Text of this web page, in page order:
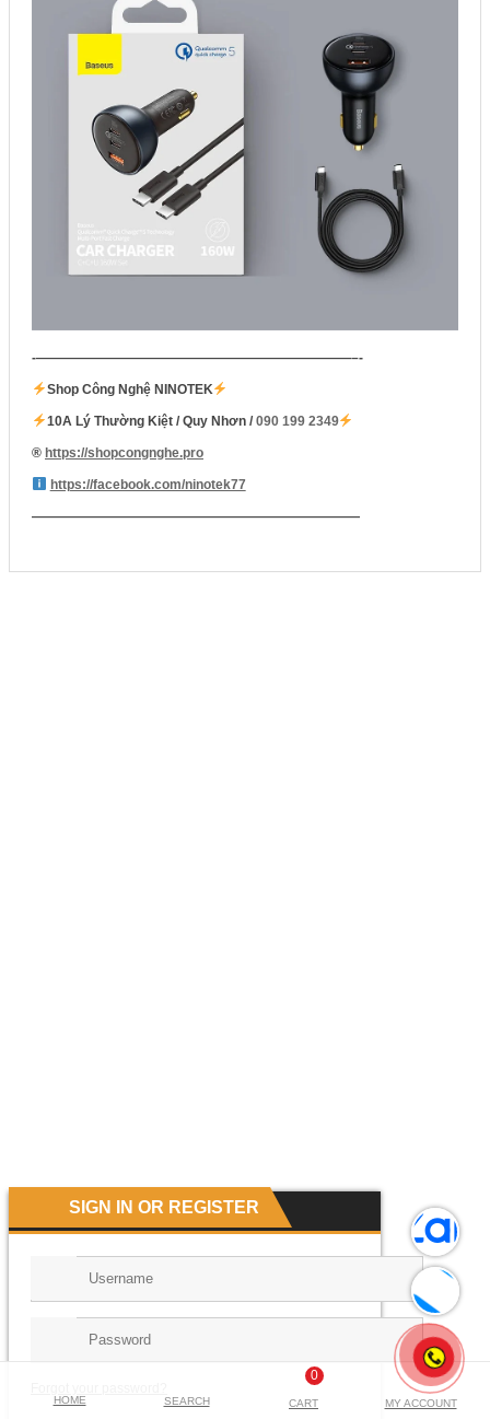
-————————————————————————–-
Shop Công Nghệ NINOTEK
10A Lý Thường Kiệt / Quy Nhơn / 090 199 2349
®️ https://shopcongnghe.pro
https://facebook.com/ninotek77
—————————————————————————
HOME SEARCH
0
CART MY ACCOUNT
SIGN IN OR REGISTER